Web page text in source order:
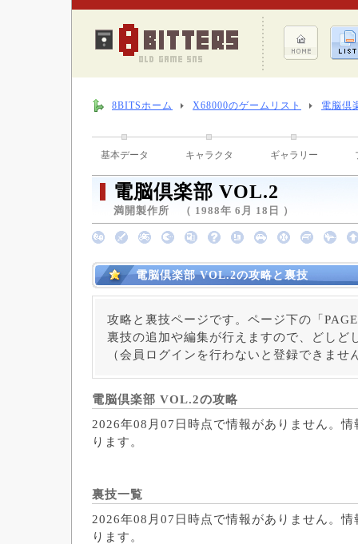
8BITSホーム X68000のゲームリスト 電脳倶
基本データ キャラクタ ギャラリー
電脳倶楽部 VOL.2
満開製作所 （ 1988年 6月 18日 ）
電脳倶楽部 VOL.2の攻略と裏技
攻略と裏技ページです。ページ下の「
裏技の追加や編集が行えますので、どしど
（会員ログインを行わないと登録できませ
電脳倶楽部 VOL.2の攻略
2026年08月07日時点で情報がありません。
ります。
裏技一覧
2026年08月07日時点で情報がありません。
ります。